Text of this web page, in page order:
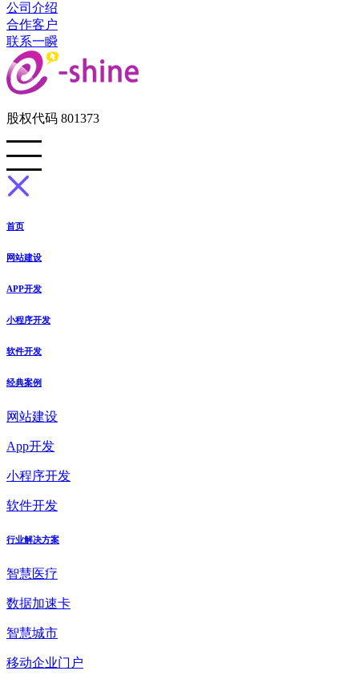
公司介绍
合作客户
联系一瞬
股权代码 801373
首页
网站建设
APP开发
小程序开发
软件开发
经典案例
网站建设
App开发
小程序开发
软件开发
行业解决方案
智慧医疗
数据加速卡
智慧城市
移动企业门户